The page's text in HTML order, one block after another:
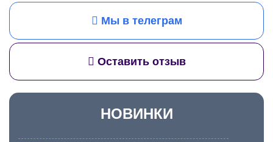
Мы в телеграм
Оставить отзыв
НОВИНКИ